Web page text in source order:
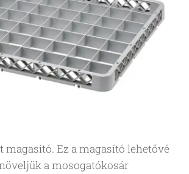
magasító. Ez a magasító lehetővé
a mosogatókosár